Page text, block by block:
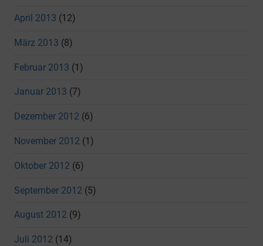
April 2013 (12)
März 2013 (8)
Februar 2013 (1)
Januar 2013 (7)
Dezember 2012 (6)
November 2012 (1)
Oktober 2012 (6)
September 2012 (5)
August 2012 (9)
Juli 2012 (14)